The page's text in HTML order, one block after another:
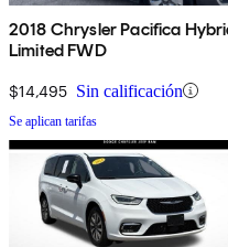
2018 Chrysler Pacifica
Limited FWD
$14,495 Sin calificación
Se aplican tarifas